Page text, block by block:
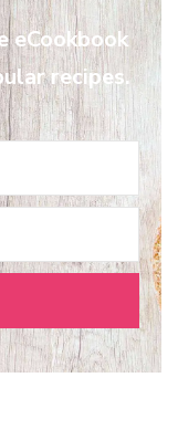
eCookbook
recipes.